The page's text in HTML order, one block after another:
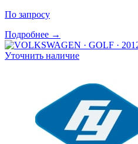
По запросу
Подробнее →
Уточнить наличие